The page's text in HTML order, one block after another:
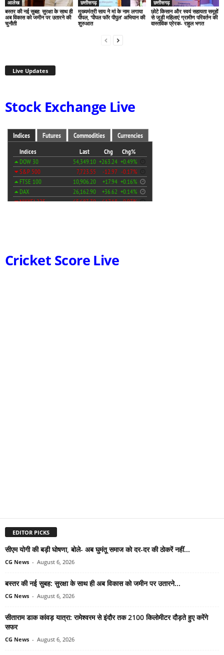
आलेख
बस्तर की नई सुबह: सुरक्षा के साथ ही
अब विकास को जमीन पर उतारने की
चुनौती
छत्तीसगढ़
मुख्यमंत्री साय ने मां के नाम लगाया
पीपल, ‘पीपल फॉर पीपुल’ अभियान की
शुरुआत
छत्तीसगढ़
छोटे किसान और स्वयं सहायता समूहों
से जुड़ी महिलाएं ग्रामीण परिवर्तन की
वास्तविक प्रेरक- राहुल भगत
Live Updates
Stock Exchange Live
Cricket Score Live
EDITOR PICKS
सीएम योगी की बड़ी घोषणा, बोले- अब घुमंतू समाज को दर-दर की ठोकरें नहीं...
CG News - August 6, 2026
बस्तर की नई सुबह: सुरक्षा के साथ ही अब विकास को जमीन पर उतारने...
CG News - August 6, 2026
सीताराम डाक कांवड़ यात्रा: रामेश्वरम से इंदौर तक 2100 किलोमीटर दौड़ते हुए करेंगे
सफर
CG News - August 6, 2026